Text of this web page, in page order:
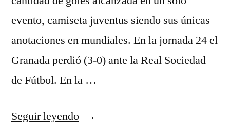
evento, camiseta juventus siendo sus únicas
anotaciones en mundiales. En la jornada 24 el
Granada perdió (3-0) ante la Real Sociedad
de Fútbol. En la …
Seguir leyendo«comprar